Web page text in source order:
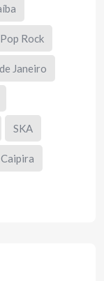
Pop Rock
Janeiro
SKA